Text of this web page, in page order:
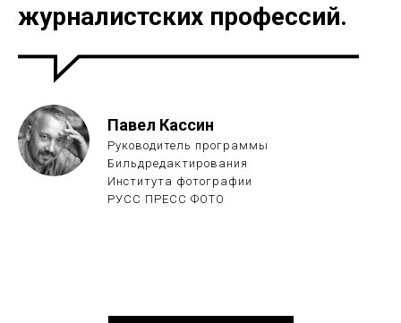
журналистских профессий.
Павел Кассин
Руководитель программы
Бильдредактирования
Института фотографии
РУСС ПРЕСС ФОТО